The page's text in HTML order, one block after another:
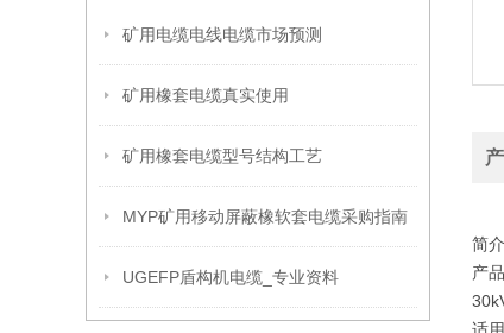
矿用电缆电线电缆市场预测
矿用橡套电缆真实使用
矿用橡套电缆型号结构工艺
MYP矿用移动屏蔽橡软套电缆采购指南
UGEFP盾构机电缆_专业资料
简介
产